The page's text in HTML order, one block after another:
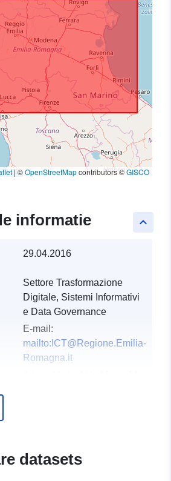
|©OpenStreetMapcontributors ©GISCO
keyboard_arrow_up
informatie
29.04.2016
Settore Trasformazione
Digitale, Sistemi Informativi
e Data Governance
E-mail:
mailto:ICT@Regione.Emilia-
Romagna.it
Toegevoegd aan data.europa.eu:
datasets